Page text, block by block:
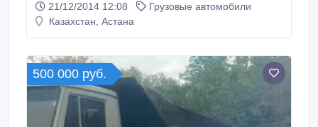
Профессиональное обслуживание и оформление
сделок. Предоставление всех необходимых
городу Астана.
21/12/2014 12:08
Грузовые автомобили
Казахстан, Астана
500 000 руб.